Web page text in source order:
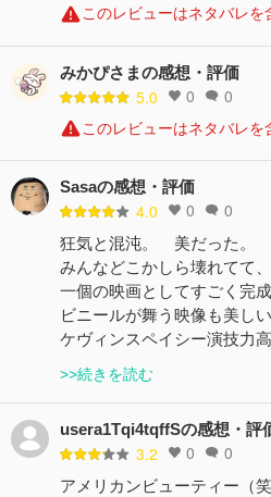
このレビューはネタバレを
みかぴさまの感想・評価
5.0 0 0
このレビューはネタバレを
Sasaの感想・評価
4.0 0 0
狂気と混沌。 美だった。
みんなどこかしら壊れてて
一個の映画としてすごく完
ビニールが舞う映像も美し
ケヴィンスペイシー演技力
>>続きを読む
usera1Tqi4tqffSの感想・評
3.2 0 0
アメリカンビューティー（笑